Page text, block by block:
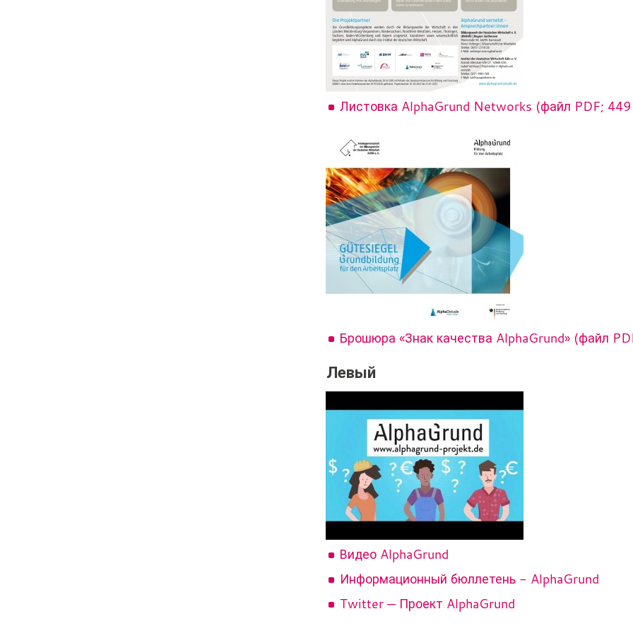
Листовка AlphaGrund Networks (файл PDF;
Брошюра «Знак качества AlphaGrund» (файл
Левый
Видео AlphaGrund
Информационный бюллетень - AlphaGrund
Twitter — Проект AlphaGrund